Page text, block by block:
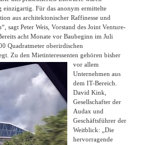
Für das anonym ermittelte
aus architektonischer Raffinesse und
sagt Peter Weis, Vorstand des Joint Venture-
acht Monate vor Baubeginn im Juli
Quadratmeter oberirdischen
Zu den Mietinteressenten gehören bisher
vorallem
Unternehmen aus
dem IT-Bereich.
David Kink,
Gesellschafter der
Audax und
Geschäftsführer der
Weitblick: „Die
hervorragende